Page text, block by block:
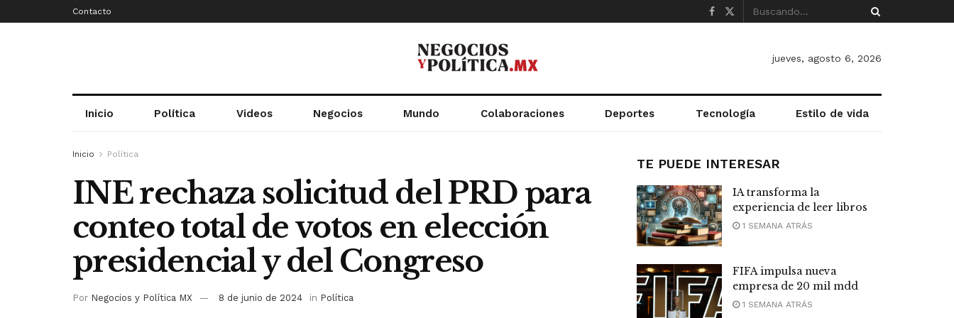
Contacto
jueves, agosto 6, 2026
Inicio Política Videos Negocios Mundo Colaboraciones Deportes Tecnología Estilo de vida
Inicio Política
INE rechaza solicitud del PRD para
conteo total de votos en elección
presidencial y del Congreso
Por Negocios y Política MX 8 de junio de 2024 in Política
TE PUEDE INTERESAR
IA transforma la
experiencia de leer libros
1 SEMANA ATRÁS
FIFA impulsa nueva
empresa de 20 mil mdd
1 SEMANA ATRÁS